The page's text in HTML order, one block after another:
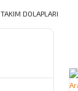
TAKIM DOLAPLARI